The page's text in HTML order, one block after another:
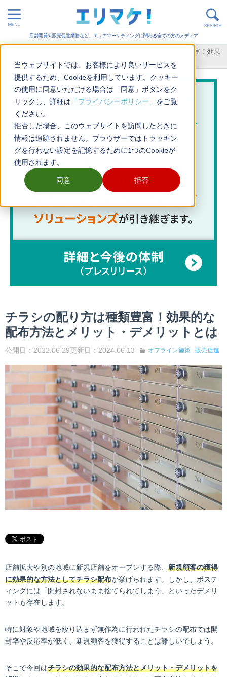
当ウェブサイトでは、お客様により良いサービスを
提供するため、Cookieを利用しています。クッキー
の使用に同意いただける場合は「同意」ボタンをク
リックし、詳細は 「プライバシーポリシー」 をご覧
ください。
拒否した場合、このウェブサイトを訪問したときに
情報は追跡されません。ブラウザーではトラッキン
グを行わない設定を記憶するために1つのCookieが
使用されます。
同意 拒否
店舗開発や販売促進業務など、エリアマーケティングに関わる全ての方のメディア
チラシの配り方は種類豊富！効果
的な配布方法とメリット・デメリットとは
チラシの配り方は種類豊富！効果的な
配布方法とメリット・デメリットとは
公開日：2022.06.29更新日：2024.06.13 オフライン施策 , 販売促進
店舗拡大や別の地域に新規店舗をオープンする際、 新規顧客の獲得
に効果的な方法としてチラシ配布が挙げられます。しかし、ポステ
ィングには「開封されないまま捨てられてしまう」といったデメリ
ットも存在します。
特に対象や地域を絞り込まず無作為に行われたチラシの配布では開
封率や反応率が低く、新規顧客を獲得することは難しいでしょう。
そこで今回はチラシの効果的な配布方法とメリット・デメリットを